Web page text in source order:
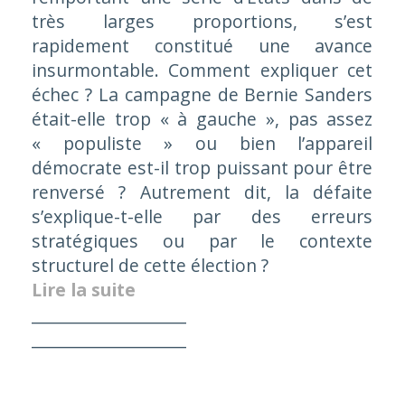
très larges proportions, s’est
rapidement constitué une avance
insurmontable. Comment expliquer cet
échec ? La campagne de Bernie Sanders
était-elle trop « à gauche », pas assez
« populiste » ou bien l’appareil
démocrate est-il trop puissant pour être
renversé ? Autrement dit, la défaite
s’explique-t-elle par des erreurs
stratégiques ou par le contexte
structurel de cette élection ?
Lire la suite